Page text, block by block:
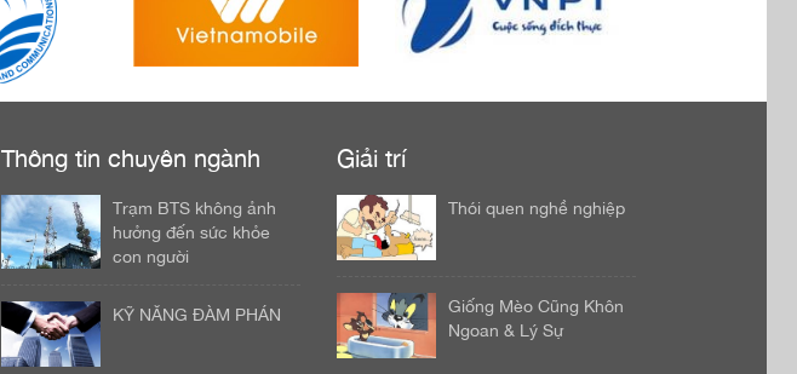
Thông tin chuyên ngành
Trạm BTS không ảnh
hưởng đến sức khỏe
con người
KỸ NĂNG ĐÀM PHÁN
Giải trí
Thói quen nghề nghiệp
Giống Mèo Cũng Khôn
Ngoan & Lý Sự